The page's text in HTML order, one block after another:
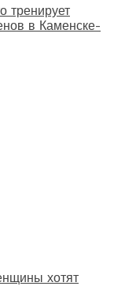
тренирует
в Каменске-
хотят